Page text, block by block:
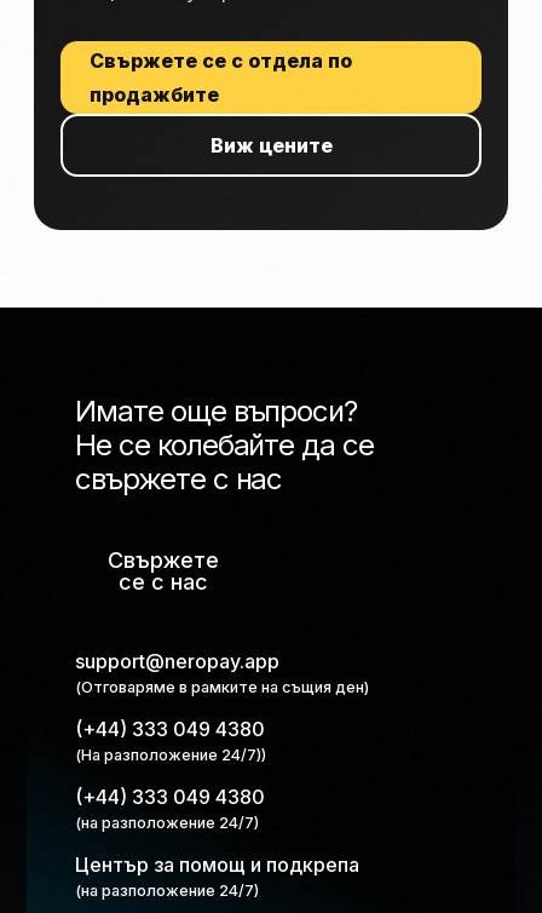
Свържете се с отдела по
продажбите
Виж цените
Имате още въпроси?
Не се колебайте да се
свържете с нас
Свържете
се с нас
support@neropay.app
(Отговаряме в рамките на същия ден)
(+44) 333 049 4380
(На разположение 24/7))
(+44) 333 049 4380
(на разположение 24/7)
Център за помощ и подкрепа
(на разположение 24/7)